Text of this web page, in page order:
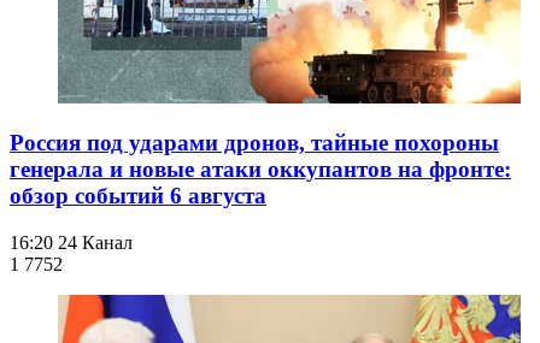
Россия под ударами дронов, тайные похороны
генерала и новые атаки оккупантов на фронте:
обзор событий 6 августа
16:20 24 Канал
1 7752